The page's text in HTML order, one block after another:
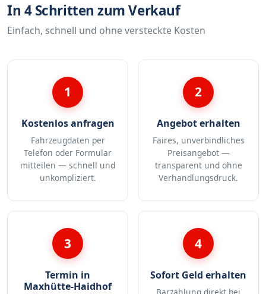
In 4 Schritten zum Verkauf
Einfach, schnell und ohne versteckte Kosten
1
Kostenlos anfragen
Fahrzeugdaten per
Telefon oder Formular
mitteilen — schnell und
unkompliziert.
2
Angebot erhalten
Faires, unverbindliches
Preisangebot —
transparent und ohne
Verhandlungsdruck.
3
Termin in
Maxhütte-Haidhof
4
Sofort Geld erhalten